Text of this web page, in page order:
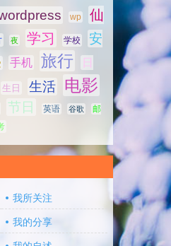
wp
仙
夜 学习 学校
安
手机 旅行 日
生日 生活 电影
节日 英语 谷歌 邮
我所关注
我的分享